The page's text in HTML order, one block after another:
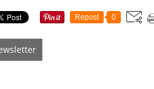
Repost 0